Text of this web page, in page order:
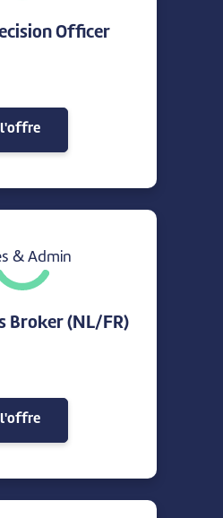
Officer
l'offre
& Admin
Broker (NL/FR)
l'offre